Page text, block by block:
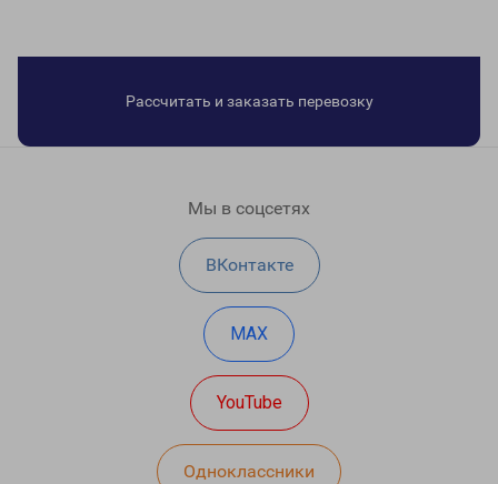
Рассчитать и заказать перевозку
Мы в соцсетях
ВКонтакте
MAX
YouTube
Одноклассники